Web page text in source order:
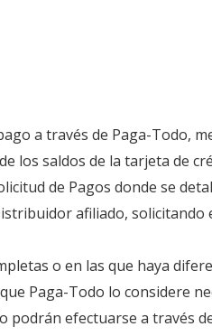
a través de Paga-Todo,
los saldos de la tarjeta de
de Pagos donde se
afiliado,
o en las que haya
Paga-Todo lo considere
efectuarse a través